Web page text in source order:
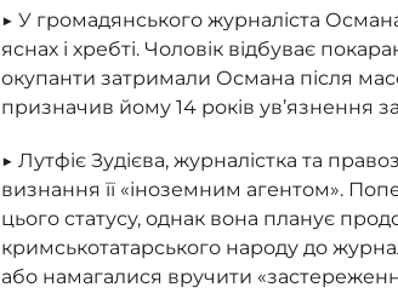
▶ У громадянського журналіста
яснах і хребті. Чоловік відбуває
окупанти затримали Османа після
призначив йому 14 років ув’язнення
▶ Лутфіє Зудієва, журналістка та
визнання її «іноземним агентом».
цього статусу, однак вона планує
кримськотатарського народу до
або намагалися вручити